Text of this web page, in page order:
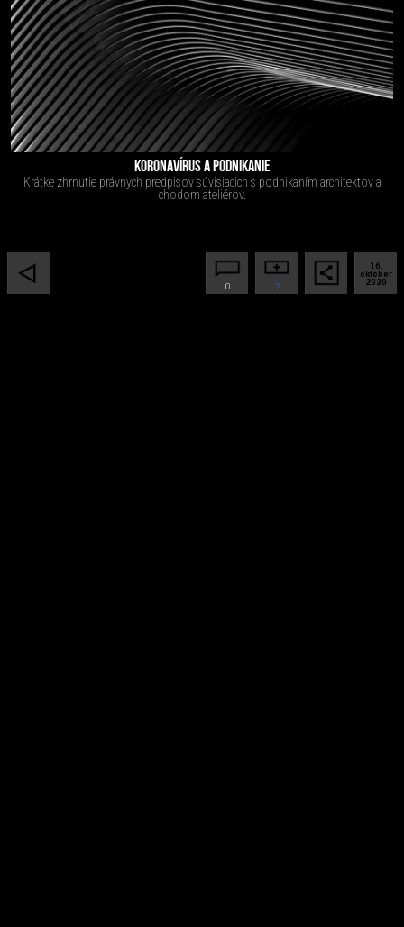
KORONAVÍRUS A PODNIKANIE
Krátke zhrnutie právnych predpisov súvisiacich s podnikaním architektov a
chodom ateliérov.
16.
október
2020
7
0